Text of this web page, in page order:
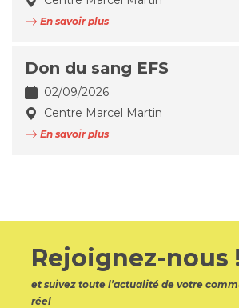
En savoir plus
Don du sang EFS
02/09/2026
Centre Marcel Martin
En savoir plus
Rejoignez-nous
et suivez toute l’actualité de votre
réel